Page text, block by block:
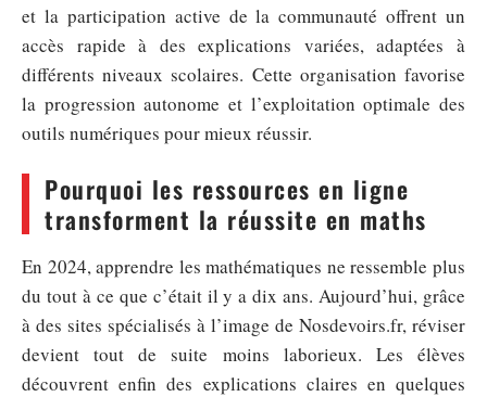
et la participation active de la communauté offrent un
accès rapide à des explications variées, adaptées à
différents niveaux scolaires. Cette organisation favorise
la progression autonome et l’exploitation optimale des
outils numériques pour mieux réussir.
Pourquoi les ressources en ligne
transforment la réussite en maths
En 2024, apprendre les mathématiques ne ressemble plus
du tout à ce que c’était il y a dix ans. Aujourd’hui, grâce
à des sites spécialisés à l’image de Nosdevoirs.fr, réviser
devient tout de suite moins laborieux. Les élèves
découvrent enfin des explications claires en quelques